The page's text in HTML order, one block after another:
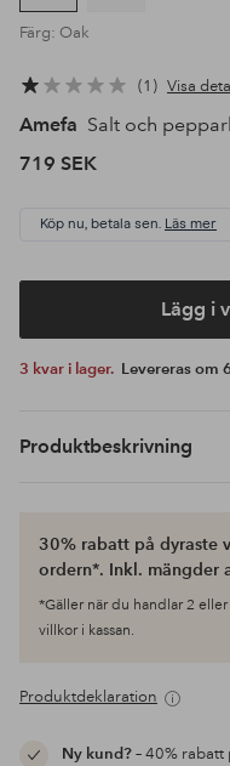
Färg: Oak
1 Visa
Amefa Salt och
719 SEK
Köp nu, betala sen. Läs mer
Lägg i
3 kvar i lager. Levereras om
Produktbeskrivning
30% rabatt på dyraste
ordern*. Inkl. mängder
*Gäller när du handlar 2
villkor i kassan.
Produktdeklaration
Ny kund?– 40% rabatt